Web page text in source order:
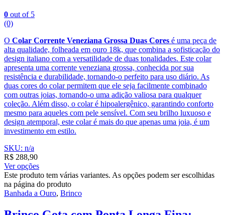
0 out of 5
(0)
O Colar Corrente Veneziana Grossa Duas Cores é uma peça de
alta qualidade, folheada em ouro 18k, que combina a sofisticação do
design italiano com a versatilidade de duas tonalidades. Este colar
apresenta uma corrente veneziana grossa, conhecida por sua
resistência e durabilidade, tornando-o perfeito para uso diário. As
duas cores do colar permitem que ele seja facilmente combinado
com outras joias, tornando-o uma adição valiosa para qualquer
coleção. Além disso, o colar é hipoalergênico, garantindo conforto
mesmo para aqueles com pele sensível. Com seu brilho luxuoso e
design atemporal, este colar é mais do que apenas uma joia, é um
investimento em estilo.
SKU: n/a
R$ 288,90
Ver opções
Este produto tem várias variantes. As opções podem ser escolhidas
na página do produto
Banhada a Ouro, Brinco